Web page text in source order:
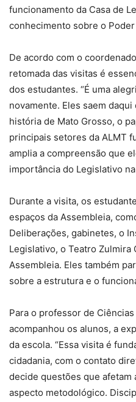
funcionamento da Casa de
conhecimento sobre o
De acordo com o
retomada das visitas é
dos estudantes. “É uma
novamente. Eles saem
história de Mato Grosso, o
principais setores da ALMT
amplia a compreensão que
importância do Legislativo
Durante a visita, os
espaços da Assembleia,
Deliberações, gabinetes, o
Legislativo, o Teatro Zulmira
Assembleia. Eles também
sobre a estrutura e o
Para o professor de
acompanhou os alunos, a
da escola. “Essa visita é
cidadania, com o contato
decide questões que afetam
aspecto metodológico.